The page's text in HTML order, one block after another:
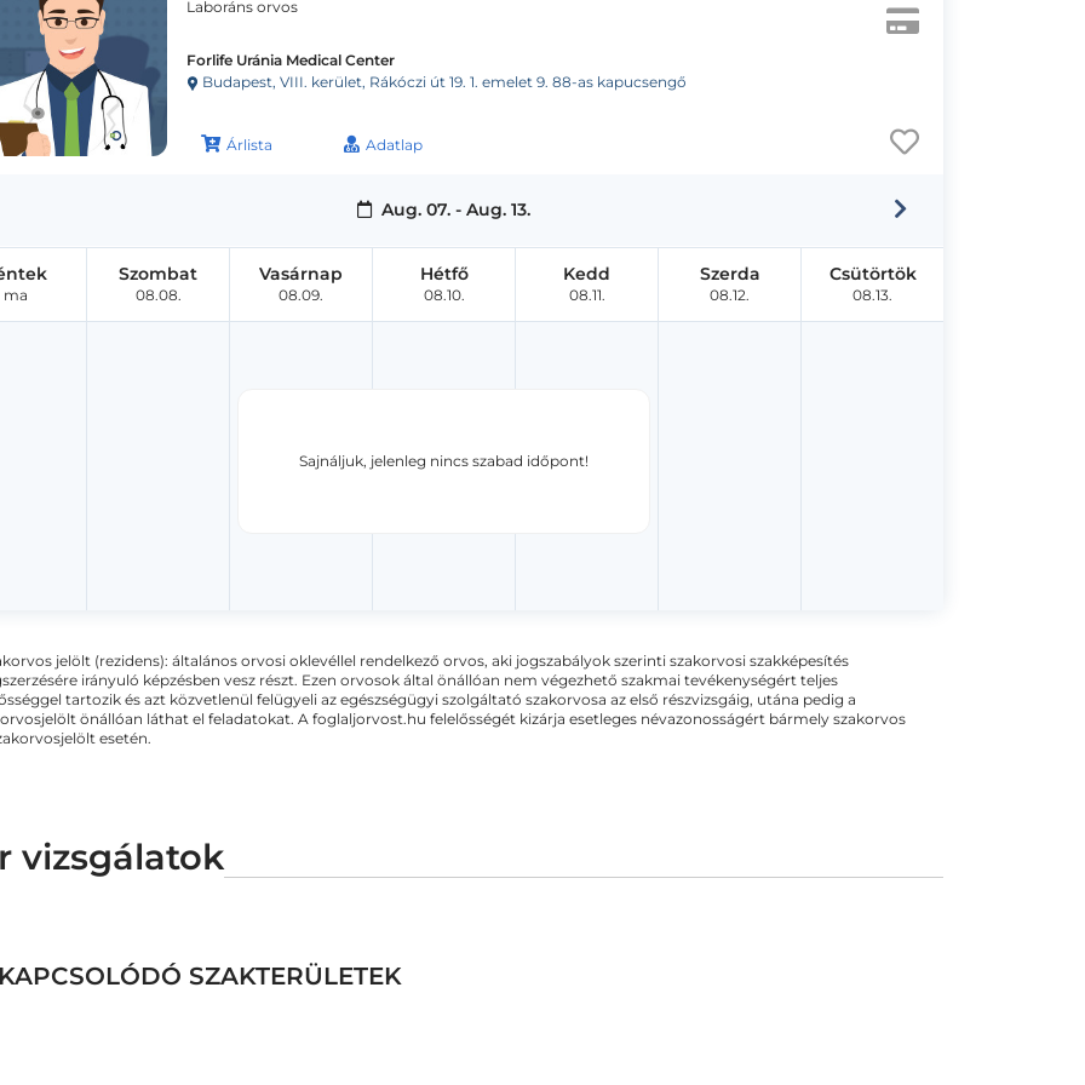
Laboráns orvos
Forlife Uránia Medical Center
Budapest, VIII. kerület, Rákóczi út 19. 1. emelet 9. 88-as kapucsengő
Árlista Adatlap
Aug. 07. - Aug. 13.
Sajnáljuk, jelenleg nincs szabad időpont!
ma
Szombat
08.08.
Vasárnap
08.09.
Hétfő
08.10.
Kedd
08.11.
Szerda
08.12.
Csütörtök
08.13.
jelölt (rezidens): általános orvosi oklevéllel rendelkező orvos, aki jogszabályok szerinti szakorvosi szakképesítés
irányuló képzésben vesz részt. Ezen orvosok által önállóan nem végezhető szakmai tevékenységért teljes
tartozik és azt közvetlenül felügyeli az egészségügyi szolgáltató szakorvosa az első részvizsgáig, utána pedig a
önállóan láthat el feladatokat. A foglaljorvost.hu felelősségét kizárja esetleges névazonosságért bármely szakorvos
esetén.
vizsgálatok
SZAKTERÜLETEK